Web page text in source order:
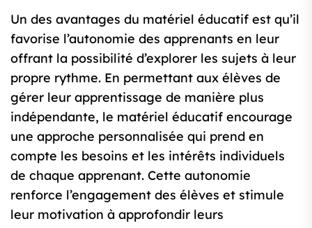
Un des avantages du matériel éducatif est qu’il
favorise l’autonomie des apprenants en leur
offrant la possibilité d’explorer les sujets à leur
propre rythme. En permettant aux élèves de
gérer leur apprentissage de manière plus
indépendante, le matériel éducatif encourage
une approche personnalisée qui prend en
compte les besoins et les intérêts individuels
de chaque apprenant. Cette autonomie
renforce l’engagement des élèves et stimule
leur motivation à approfondir leurs